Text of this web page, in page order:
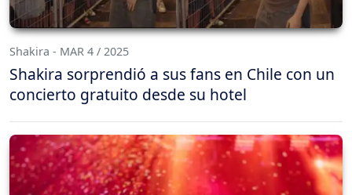
Shakira - MAR 4 / 2025
Shakira sorprendió a sus fans en Chile con un
concierto gratuito desde su hotel